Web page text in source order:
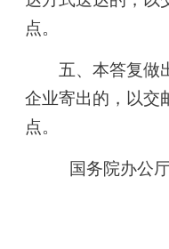
点。
五、本答复做
企业寄出的，以交
点。
国务院办公